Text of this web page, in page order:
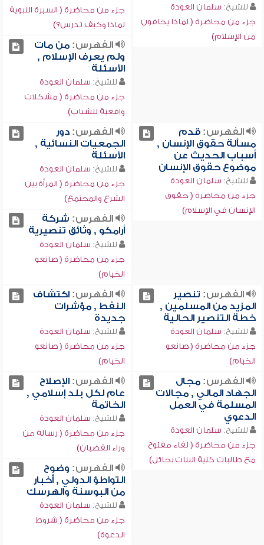
للشيخ: سلمان العودة
جزء من محاضرة ( لماذا يخافون
من الإسلام)
جزء من محاضرة ( السيرة النبوية
لماذا وكيف تدرس؟)
الفهرس:من مات
ولم يعرف الإسلام ,
الأسئلة
للشيخ: سلمان العودة
جزء من محاضرة ( مشكلات
واقعية للشباب)
الفهرس:قدم
مسألة حقوق الإنسان ,
أسباب الحديث عن
موضوع حقوق الإنسان
للشيخ: سلمان العودة
جزء من محاضرة ( حقوق
الإنسان في الإسلام)
الفهرس:دور
الجمعيات النسائية ,
الأسئلة
للشيخ: سلمان العودة
جزء من محاضرة ( المرأة بين
الشرع والمجتمع)
الفهرس: شركة
أرامكو , وثائق تنصيرية
للشيخ: سلمان العودة
جزء من محاضرة ( صانعو
الخيام)
الفهرس: تنصير
المزيد من المسلمين ,
خطة التنصير الحالية
للشيخ: سلمان العودة
جزء من محاضرة ( صانعو
الخيام)
الفهرس:اكتشاف
النفط , مؤشرات
جديدة
للشيخ: سلمان العودة
جزء من محاضرة ( صانعو
الخيام)
الفهرس:مجال
الجهاد المالي , مجالات
المسلمة في العمل
الدعوي
للشيخ: سلمان العودة
جزء من محاضرة ( لقاء مفتوح
مع طالبات كلية البنات بحائل)
الفهرس:الإصلاح
عام لكل بلد إسلامي ,
الخاتمة
للشيخ: سلمان العودة
جزء من محاضرة ( رسالة من
وراء القضبان)
الفهرس: وضوح
التواطؤ الدولي , أخبار
من البوسنة والهرسك
للشيخ: سلمان العودة
جزء من محاضرة ( شروط
الدعوة)